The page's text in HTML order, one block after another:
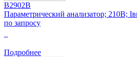
B2902B
Параметрический анализатор; 210В;
по запросу
Подробнее